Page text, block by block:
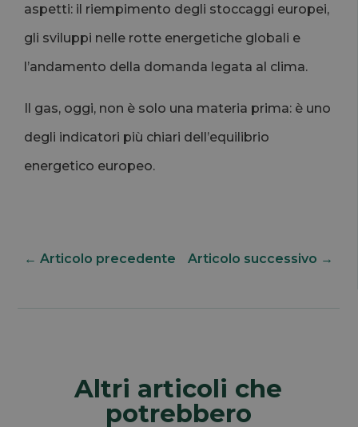
aspetti: il riempimento degli stoccaggi europei,
gli sviluppi nelle rotte energetiche globali e
l’andamento della domanda legata al clima.
Il gas, oggi, non è solo una materia prima: è uno
degli indicatori più chiari dell’equilibrio
energetico europeo.
← Articolo precedente Articolo successivo →
Altri articoli che
potrebbero